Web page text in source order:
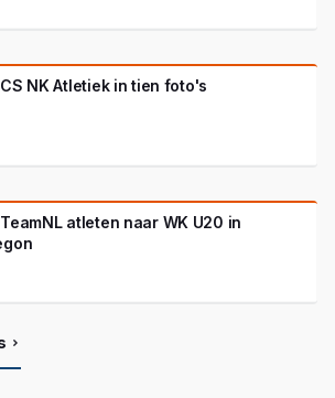
NK Atletiek in tien foto's
atleten naar WK U20 in